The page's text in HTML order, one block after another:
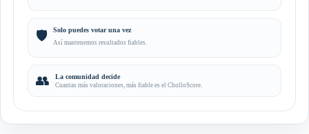
🛡️ Solo puedes votar una vez
Así mantenemos resultados fiables.
👥 La comunidad decide
Cuantas más valoraciones, más fiable es el CholloScore.